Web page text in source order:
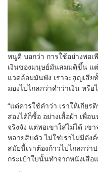
หนูดี บอกว่า การใช้อย่างพอ
เงินของมนุษย์มันสมมติขึ้น แ
แวดล้อมมันพัง เราจะสูญเสี
มองไปไกลกว่าคำว่าเงิน หรือ
“แต่ควรใช้คำว่า เราให้เกีย
สองได้ก็ซื้อ อย่างเสื้อผ้า เพื่
จริงจัง แต่พอเขาใส่ไม่ได้ เข
หลายสิบตัว ไม่ใช่เราไม่มีตัง
สมัยนี้เราต้องก้าวไปไกลกว่า
กระเป๋าใบนั้นทำจากหนังเสื